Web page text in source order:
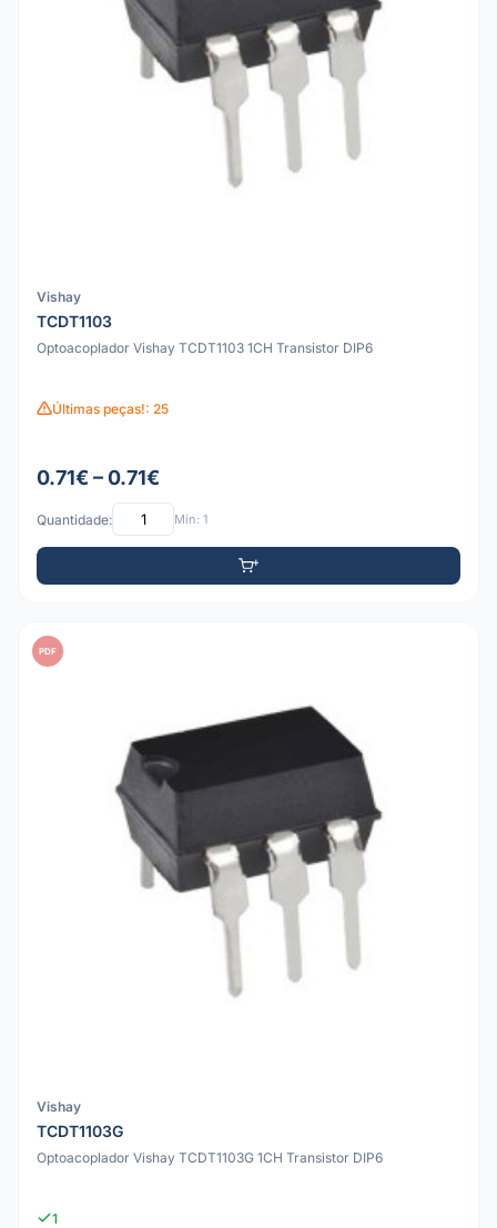
Vishay
TCDT1103
Optoacoplador Vishay TCDT1103 1CH Transistor DIP6
Últimas peças!: 25
0.71€ – 0.71€
Quantidade: Mín: 1
PDF
Vishay
TCDT1103G
Optoacoplador Vishay TCDT1103G 1CH Transistor DIP6
1